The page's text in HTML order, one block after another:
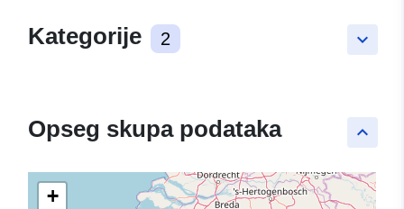
keyboard_arrow_down
Kategorije 2
keyboard_arrow_up
Opseg skupa podataka
+